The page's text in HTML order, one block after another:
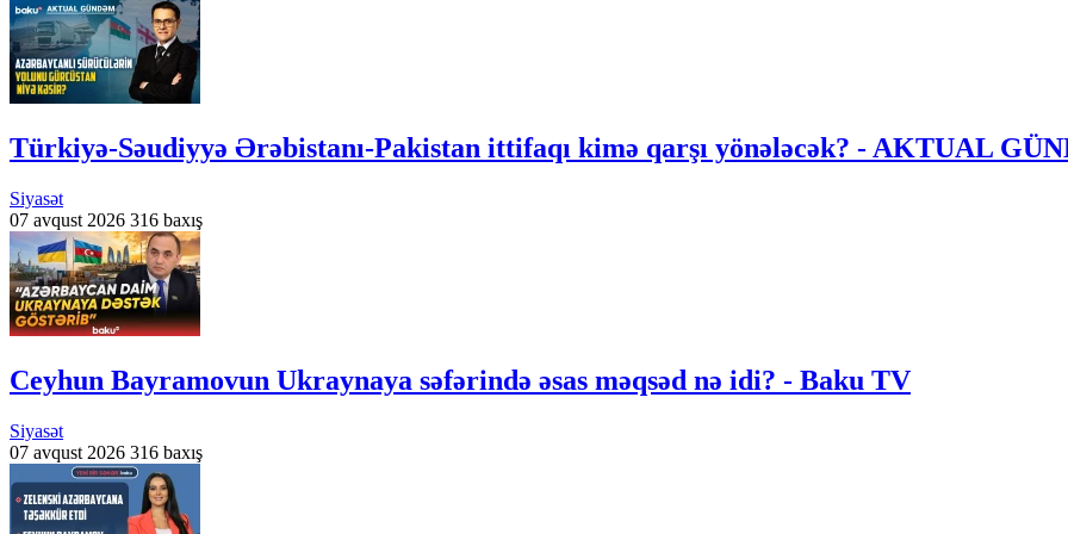
Türkiyə-Səudiyyə Ərəbistanı-Pakistan ittifaqı kimə qarşı yönələcək? - AKTUAL
Siyasət
07 avqust 2026 316 baxış
Ceyhun Bayramovun Ukraynaya səfərində əsas məqsəd nə idi? - Baku TV
Siyasət
07 avqust 2026 316 baxış